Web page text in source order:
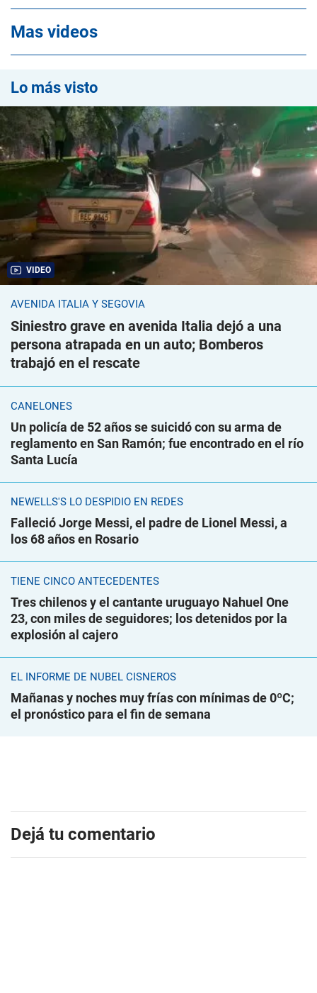
Mas videos
Lo más visto
VIDEO
AVENIDA ITALIA Y SEGOVIA
Siniestro grave en avenida Italia dejó a una
persona atrapada en un auto; Bomberos
trabajó en el rescate
CANELONES
Un policía de 52 años se suicidó con su arma de
reglamento en San Ramón; fue encontrado en el río
Santa Lucía
NEWELLS'S LO DESPIDIÓ EN REDES
Falleció Jorge Messi, el padre de Lionel Messi, a
los 68 años en Rosario
TIENE CINCO ANTECEDENTES
Tres chilenos y el cantante uruguayo Nahuel One
23, con miles de seguidores; los detenidos por la
explosión al cajero
EL INFORME DE NUBEL CISNEROS
Mañanas y noches muy frías con mínimas de 0ºC;
el pronóstico para el fin de semana
Dejá tu comentario